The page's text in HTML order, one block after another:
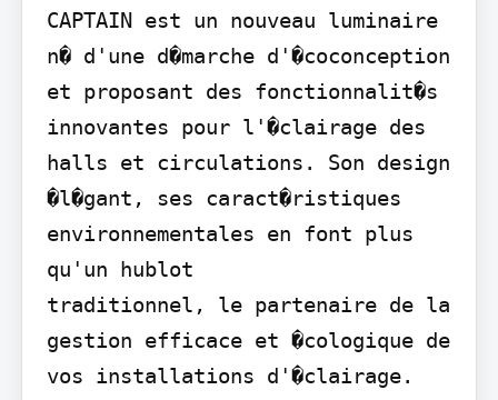
CAPTAIN est un nouveau luminaire
n� d'une d�marche d'�coconception
et proposant des fonctionnalit�s
innovantes pour l'�clairage des
halls et circulations. Son design
�l�gant, ses caract�ristiques
environnementales en font plus
qu'un hublot
traditionnel, le partenaire de la
gestion efficace et �cologique de
vos installations d'�clairage.